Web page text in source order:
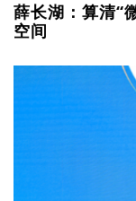
薛长湖：算清“
空间